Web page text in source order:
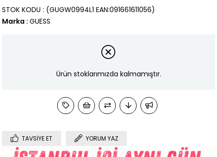
(GUGW0994L1 EAN:091661611056)
STOK KODU
Marka : GUESS
Ürün stoklarımızda kalmamıştır.
TAVSIYE ET YORUM YAZ